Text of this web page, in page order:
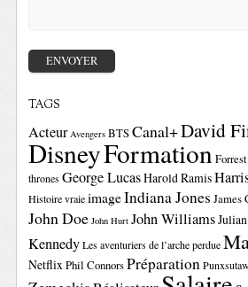
TAGS
Acteur Avengers BTSCanal+David
DisneyFormation
thrones George LucasHarold Ramis
Histoire vraie imageIndiana Jones James
John Doe John Hurt John Williams
Kennedy Les aventuriers de l’arche perdue
Netflix Phil ConnorsPréparation